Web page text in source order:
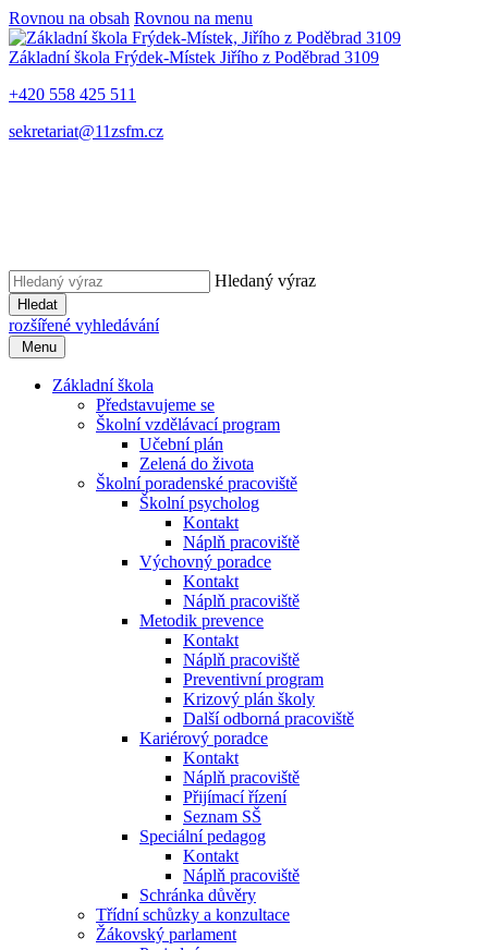
Rovnou na obsah Rovnou na menu
Základní škola Frýdek-Místek Jiřího z Poděbrad 3109
+420 558 425 511
sekretariat@11zsfm.cz
Hledaný výraz
Hledat
rozšířené vyhledávání
Menu
Základní škola
Představujeme se
Školní vzdělávací program
Učební plán
Zelená do života
Školní poradenské pracoviště
Školní psycholog
Kontakt
Náplň pracoviště
Výchovný poradce
Kontakt
Náplň pracoviště
Metodik prevence
Kontakt
Náplň pracoviště
Preventivní program
Krizový plán školy
Další odborná pracoviště
Kariérový poradce
Kontakt
Náplň pracoviště
Přijímací řízení
Seznam SŠ
Speciální pedagog
Kontakt
Náplň pracoviště
Schránka důvěry
Třídní schůzky a konzultace
Žákovský parlament